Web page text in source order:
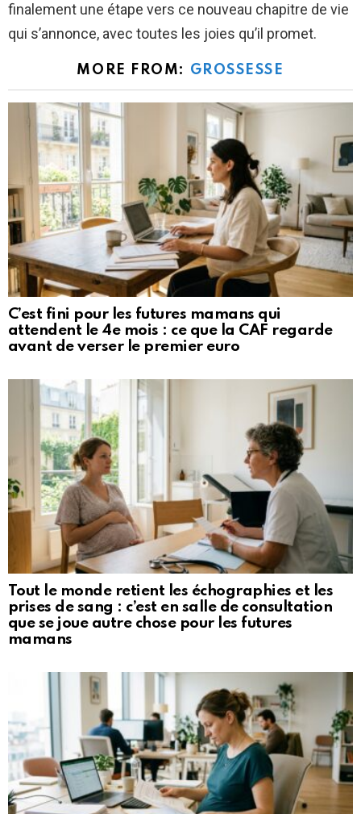
finalement une étape vers ce nouveau chapitre de vie
qui s’annonce, avec toutes les joies qu’il promet.
MORE FROM: GROSSESSE
C’est fini pour les futures mamans qui
attendent le 4e mois : ce que la CAF regarde
avant de verser le premier euro
Tout le monde retient les échographies et les
prises de sang : c’est en salle de consultation
que se joue autre chose pour les futures
mamans